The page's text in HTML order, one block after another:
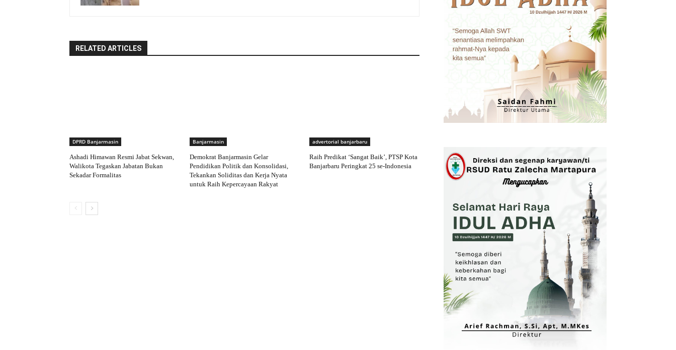
RELATED ARTICLES
DPRD Banjarmasin
Ashadi Himawan Resmi Jabat Sekwan,
Walikota Tegaskan Jabatan Bukan
Sekadar Formalitas
Banjarmasin
Demokrat Banjarmasin Gelar
Pendidikan Politik dan Konsolidasi,
Tekankan Soliditas dan Kerja Nyata
untuk Raih Kepercayaan Rakyat
advertorial banjarbaru
Raih Predikat ‘Sangat Baik’, PTSP Kota
Banjarbaru Peringkat 25 se-Indonesia